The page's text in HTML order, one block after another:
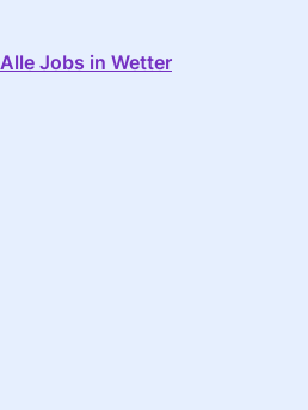
Alle Jobs in Wetter